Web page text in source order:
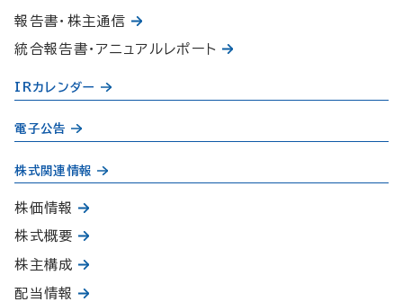
報告書・株主通信
統合報告書・アニュアルレポート
IRカレンダー
電子公告
株式関連情報
株価情報
株式概要
株主構成
配当情報